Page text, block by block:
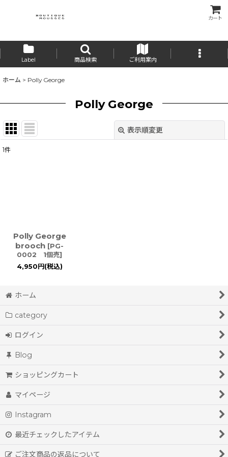
カート
Label 商品検索 ご利用案内
ホーム > Polly George
Polly George
表示順変更
1件
Polly George
brooch [PG-
0002 1個売]
4,950円(税込)
ホーム
category
ログイン
Blog
ショッピングカート
マイページ
Instagram
最近チェックしたアイテム
ご注文商品の返品について